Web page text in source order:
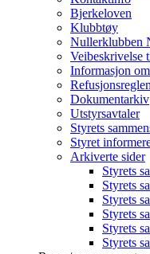
Bjerkeloven
Klubbtøy
Nullerklubben
Veibeskrivelse
Informasjon
Dokumentarkiv
Utstyrsavtaler
Styrets
Styret
Arkiverte sider
Styrets
Styrets
Styrets
Styrets
Styrets
Styrets